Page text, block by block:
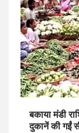
बकाया मंडी
दुकानें की गईं